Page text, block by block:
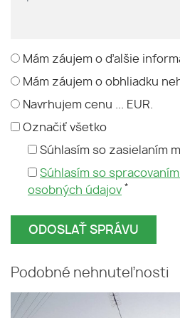
Mám záujem o ďalšie
Mám záujem o obhliadku
Navrhujem cenu ... EUR.
Označiť všetko
Súhlasím so zasielaním
Súhlasím so
osobných údajov *
Podobné nehnuteľnosti
Predaj stavebný pozemok so